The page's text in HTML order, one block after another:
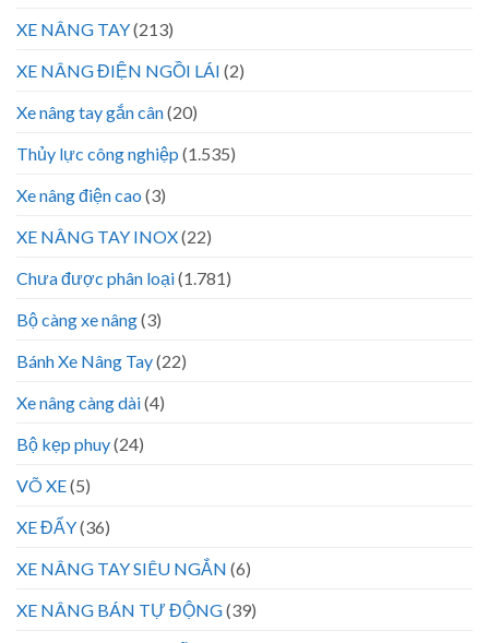
XE NÂNG TAY(213)
XE NÂNG ĐIỆN NGỒI LÁI (2)
Xe nâng tay gắn cân(20)
Thủy lực công nghiệp (1.535)
Xe nâng điện cao (3)
XE NÂNG TAY INOX(22)
Chưa được phân loại(1.781)
Bộ càng xe nâng(3)
Bánh Xe Nâng Tay(22)
Xe nâng càng dài(4)
Bộ kẹp phuy(24)
VÕ XE(5)
XE ĐẨY(36)
XE NÂNG TAY SIÊU NGẮN (6)
XE NÂNG BÁN TỰ ĐỘNG(39)